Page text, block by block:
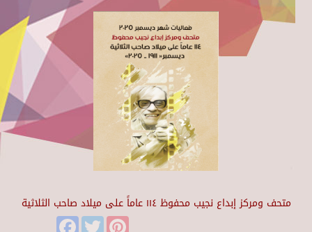
متحف ومركز إبداع نجيب محفوظ ١١٤ عاماً على ميلاد صاحب الثلاثية
FacebookTwitter